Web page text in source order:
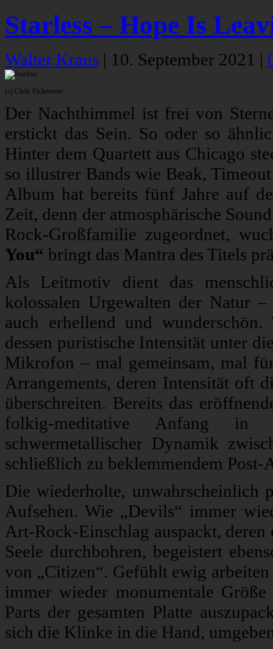
Starless – Hope Is
Walter Kraus | 10. September 2021 |
(c) Chris Eichenseer
Der Nachthimmel ist frei von
erstickt das Sein. So oder so
Hinter dem Quartett aus Chicago
so illustrer Bands wie Beak,
Album hat bereits fünf Jahre auf
Zeit, denn der atmosphärische
Rock-Großfamilie zugeordnet,
You“ bringt das Mantra des Titels
Als Leitmotiv dient das
kolossalen Urgewalten der Natur
auch erhellend und
dessen puristische Intensität unter
Mikrofon – mal gemeinsam, mal
Arrangements, deren Intensität oft
überschreiten. Bereits das
folkig-meditative Anfang in
schwermetallischer Dynamik
schließlich zu beklemmendem
Die wiederholte, unwahrscheinlich
Aufsehen. Wie „Devils“ immer
Art-Rock-Einschlag auspackt,
Seele durchbohren, begeistert
von „Citizen“. Gefühlt ewig
immer wieder monumentale
Parts der gesamten Platte
sich die Klinke in die Hand,